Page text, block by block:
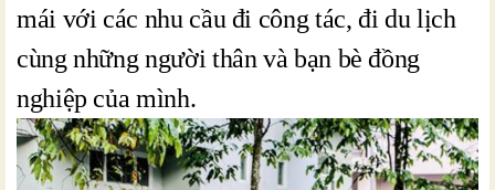
mái với các nhu cầu đi công tác, đi du lịch
cùng những người thân và bạn bè đồng
nghiệp của mình.